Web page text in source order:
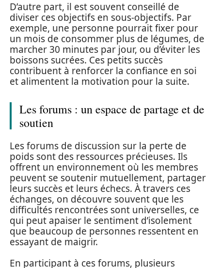
D’autre part, il est souvent conseillé de
diviser ces objectifs en sous-objectifs. Par
exemple, une personne pourrait fixer pour
un mois de consommer plus de légumes, de
marcher 30 minutes par jour, ou d’éviter les
boissons sucrées. Ces petits succès
contribuent à renforcer la confiance en soi
et alimentent la motivation pour la suite.
Les forums : un espace de partage et de
soutien
Les forums de discussion sur la perte de
poids sont des ressources précieuses. Ils
offrent un environnement où les membres
peuvent se soutenir mutuellement, partager
leurs succès et leurs échecs. À travers ces
échanges, on découvre souvent que les
difficultés rencontrées sont universelles, ce
qui peut apaiser le sentiment d’isolement
que beaucoup de personnes ressentent en
essayant de maigrir.
En participant à ces forums, plusieurs